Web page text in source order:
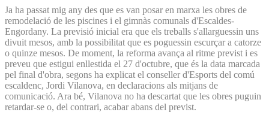
Ja ha passat mig any des que es van posar en marxa les obres de
remodelació de les piscines i el gimnàs comunals d'Escaldes-
Engordany. La previsió inicial era que els treballs s'allarguessin uns
divuit mesos, amb la possibilitat que es poguessin escurçar a catorze
o quinze mesos. De moment, la reforma avança al ritme previst i es
preveu que estigui enllestida el 27 d'octubre, que és la data marcada
pel final d'obra, segons ha explicat el conseller d'Esports del comú
escaldenc, Jordi Vilanova, en declaracions als mitjans de
comunicació. Ara bé, Vilanova no ha descartat que les obres puguin
retardar-se o, del contrari, acabar abans del previst.